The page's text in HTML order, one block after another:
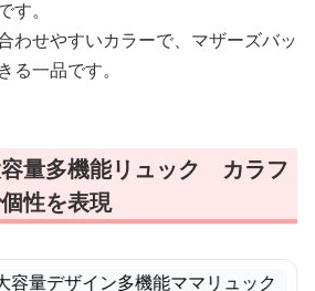
。
わせやすいカラーで、マザーズバッ
る一品です。
量多機能リュック カラフ
性を表現